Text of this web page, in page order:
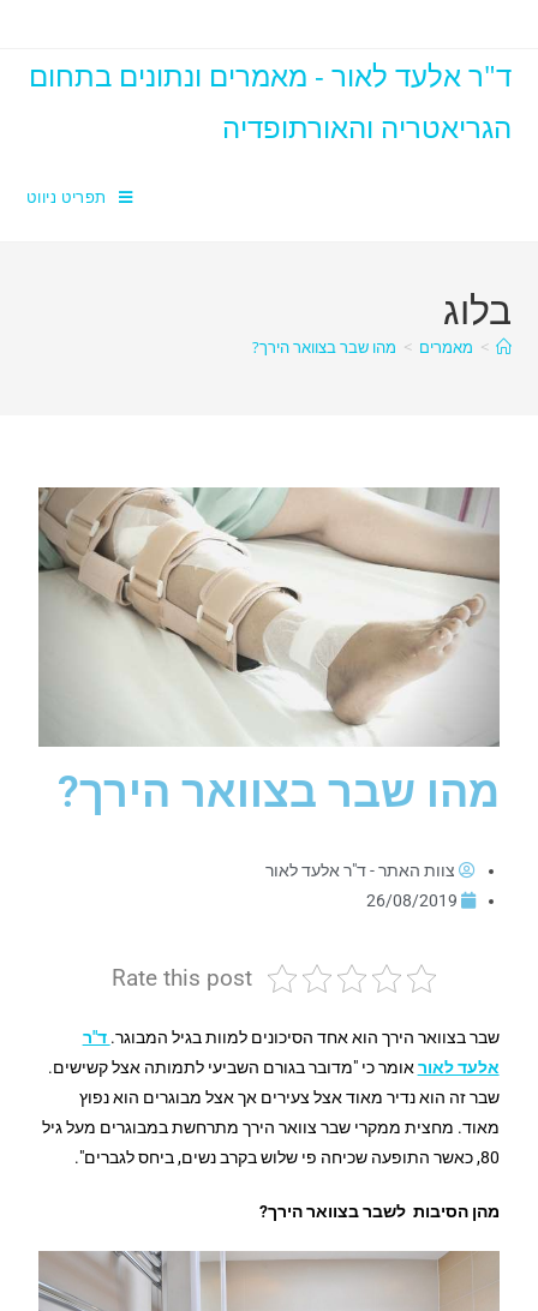
ד"ר אלעד לאור - מאמרים ונתונים בתחום
הגריאטריה והאורתופדיה
תפריט ניווט
בלוג
> מאמרים > מהו שבר בצוואר הירך?
מהו שבר בצוואר הירך?
צוות האתר - ד"ר אלעד לאור
26/08/2019
Rate this post
שבר בצוואר הירך הוא אחד הסיכונים למוות בגיל המבוגר. ד"ר
אלעד לאוראומר כי "מדובר בגורם השביעי לתמותה אצל קשישים.
שבר זה הוא נדיר מאוד אצל צעירים אך אצל מבוגרים הוא נפוץ
מאוד. מחצית ממקרי שבר צוואר הירך מתרחשת במבוגרים מעל גיל
80, כאשר התופעה שכיחה פי שלוש בקרב נשים, ביחס לגברים".
מהן הסיבות לשבר בצוואר הירך?